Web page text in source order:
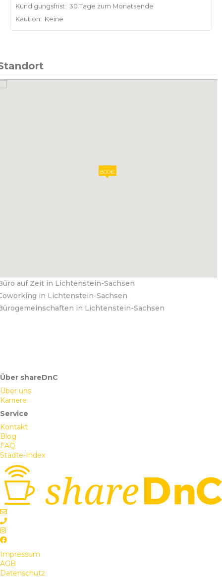
Kündigungsfrist: 30 Tage zum Monatsende
Kaution: Keine
800€
auf Zeit in Lichtenstein-Sachsen
in Lichtenstein-Sachsen
in Lichtenstein-Sachsen
Über shareDnC
Über uns
Karriere
Service
Kontakt
Blog
FAQ
Städte-Index
Impressum
AGB
Datenschutz